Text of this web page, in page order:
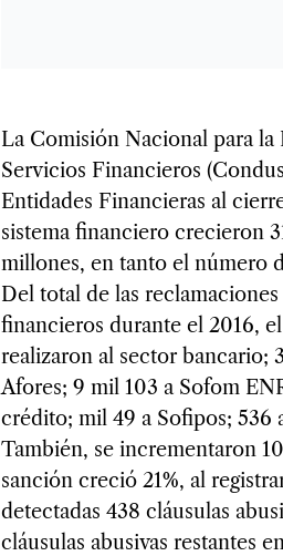
La Comisión Nacional para
Servicios Financieros
Entidades Financieras al
sistema financiero crecieron
millones, en tanto el número
Del total de las
financieros durante el 2016,
realizaron al sector bancario;
Afores; 9 mil 103 a Sofom
crédito; mil 49 a Sofipos; 536
También, se incrementaron
sanción creció 21%, al
detectadas 438 cláusulas
cláusulas abusivas restantes